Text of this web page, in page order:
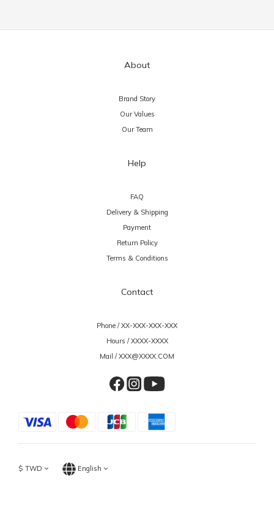
About
Brand Story
Our Values
Our Team
Help
FAQ
Delivery & Shipping
Payment
Return Policy
Terms & Conditions
Contact
Phone / XX-XXX-XXX-XXX
Hours / XXXX-XXXX
Mail / XXX@XXXX.COM
$ TWD English